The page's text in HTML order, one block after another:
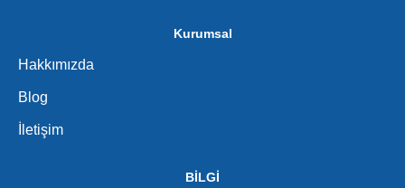
Kurumsal
Hakkımızda
Blog
İletişim
BİLGİ